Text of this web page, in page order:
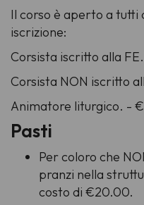
Il corso è aperto a tutti
iscrizione:
Corsista iscritto alla
Corsista NON iscritto
Animatore liturgico. -
Pasti
Per coloro che
pranzi nella
costo di €20.00.